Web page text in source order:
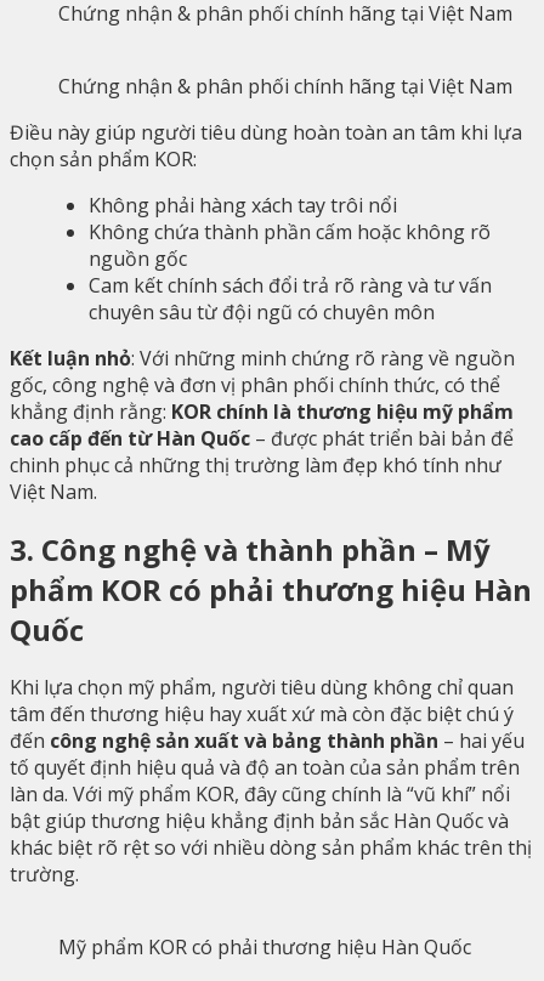
Chứng nhận & phân phối chính hãng tại Việt Nam
Chứng nhận & phân phối chính hãng tại Việt Nam
Điều này giúp người tiêu dùng hoàn toàn an tâm khi lựa
chọn sản phẩm KOR:
Không phải hàng xách tay trôi nổi
Không chứa thành phần cấm hoặc không rõ
nguồn gốc
Cam kết chính sách đổi trả rõ ràng và tư vấn
chuyên sâu từ đội ngũ có chuyên môn
Kết luận nhỏ: Với những minh chứng rõ ràng về nguồn
gốc, công nghệ và đơn vị phân phối chính thức, có thể
khẳng định rằng: KOR chính là thương hiệu mỹ phẩm
cao cấp đến từ Hàn Quốc – được phát triển bài bản để
chinh phục cả những thị trường làm đẹp khó tính như
Việt Nam.
3. Công nghệ và thành phần – Mỹ
phẩm KOR có phải thương hiệu Hàn
Quốc
Khi lựa chọn mỹ phẩm, người tiêu dùng không chỉ quan
tâm đến thương hiệu hay xuất xứ mà còn đặc biệt chú ý
đến công nghệ sản xuất và bảng thành phần – hai yếu
tố quyết định hiệu quả và độ an toàn của sản phẩm trên
làn da. Với mỹ phẩm KOR, đây cũng chính là “vũ khí” nổi
bật giúp thương hiệu khẳng định bản sắc Hàn Quốc và
khác biệt rõ rệt so với nhiều dòng sản phẩm khác trên thị
trường.
Mỹ phẩm KOR có phải thương hiệu Hàn Quốc